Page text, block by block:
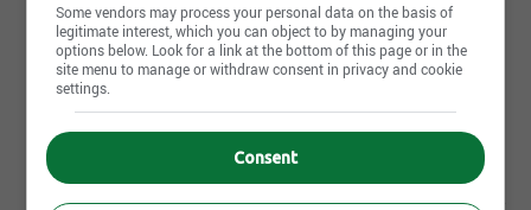
Postuler maintenant
D'autres offres de Matériaux Godin et fils qui pourraient
t'intéresser
Some vendors may process your personal data on the basis of
legitimate interest, which you can object to by managing your
options below. Look for a link at the bottom of this page or in the
site menu to manage or withdraw consent in privacy and cookie
settings.
Consent